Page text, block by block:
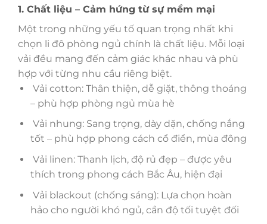
1. Chất liệu – Cảm hứng từ sự mềm mại
Một trong những yếu tố quan trọng nhất khi
chọn li đô phòng ngủ chính là chất liệu. Mỗi loại
vải đều mang đến cảm giác khác nhau và phù
hợp với từng nhu cầu riêng biệt.
Vải cotton: Thân thiện, dễ giặt, thông thoáng
– phù hợp phòng ngủ mùa hè
Vải nhung: Sang trọng, dày dặn, chống nắng
tốt – phù hợp phong cách cổ điển, mùa đông
Vải linen: Thanh lịch, độ rủ đẹp – được yêu
thích trong phong cách Bắc Âu, hiện đại
Vải blackout (chống sáng): Lựa chọn hoàn
hảo cho người khó ngủ, cần độ tối tuyệt đối